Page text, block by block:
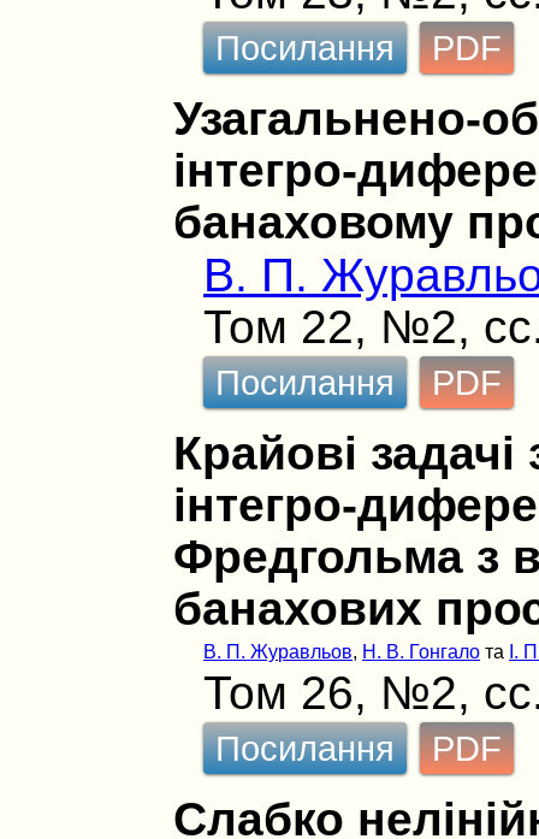
Посилання PDF
Узагальнено-
інтегро-
банаховому
В. П.
Том 22, №2,
Посилання PDF
Крайові
інтегро-
Фредгольма з
банахових
В. П. Журавльов, Н. В. Гонгало та І.
Том 26, №2,
Посилання PDF
Слабко